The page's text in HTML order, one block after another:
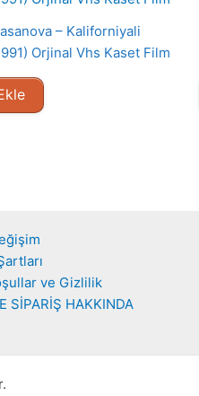
– Kaliforniyali
Orjinal Vhs Kaset Film
ve Gizlilik
SİPARİŞ HAKKINDA